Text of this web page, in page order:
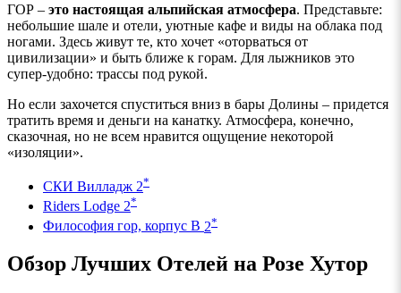
ГОР – это настоящая альпийская атмосфера. Представьте:
небольшие шале и отели, уютные кафе и виды на облака под
ногами. Здесь живут те, кто хочет «оторваться от
цивилизации» и быть ближе к горам. Для лыжников это
супер-удобно: трассы под рукой.
Но если захочется спуститься вниз в бары Долины – придется
тратить время и деньги на канатку. Атмосфера, конечно,
сказочная, но не всем нравится ощущение некоторой
«изоляции».
СКИ Вилладж 2*
Riders Lodge 2*
Философия гор, корпус B 2*
Обзор Лучших Отелей на Розе Хутор